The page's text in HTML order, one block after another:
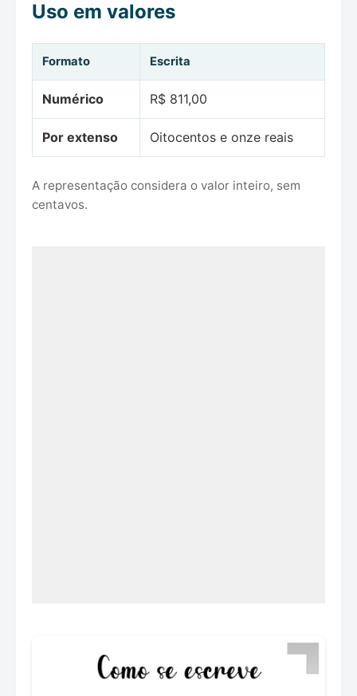
Uso em valores
Formato Escrita
Numérico R$ 811,00
Por extenso Oitocentos e onze reais
A representação considera o valor inteiro, sem
centavos.